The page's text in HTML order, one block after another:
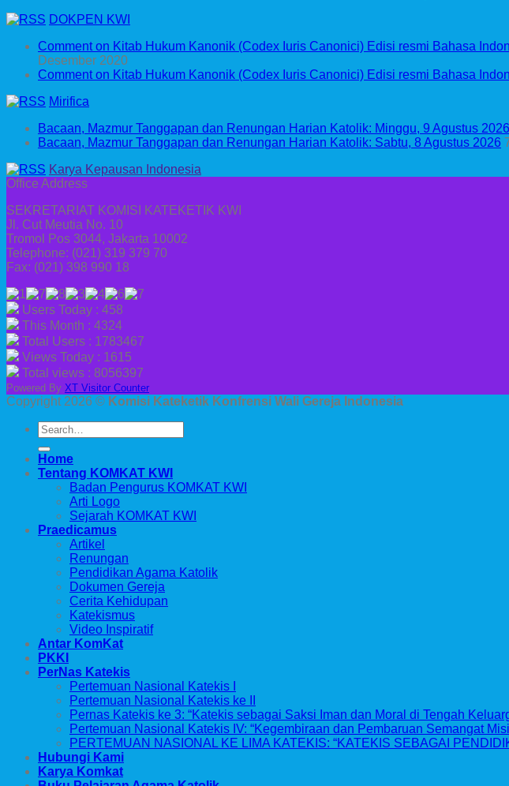
DOKPEN KWI
Comment on Kitab Hukum Kanonik (Codex Iuris Canonici) Edisi resmi Bahasa
Desember 2020
Comment on Kitab Hukum Kanonik (Codex Iuris Canonici) Edisi resmi Bahasa
Mirifica
Bacaan, Mazmur Tanggapan dan Renungan Harian Katolik: Minggu, 9 Agustus 2026
Bacaan, Mazmur Tanggapan dan Renungan Harian Katolik: Sabtu, 8 Agustus 2026
Karya Kepausan Indonesia
Office Address
SEKRETARIAT KOMISI KATEKETIK KWI
Jl. Cut Meutia No. 10
Tromol Pos 3044, Jakarta 10002
Telephone: (021) 319 379 70
Fax: (021) 398 990 18
Users Today : 458
This Month : 4324
Total Users : 1783467
Views Today : 1615
Total views : 8056397
Powered By XT Visitor Counter
Copyright 2026 © Komisi Kateketik Konfrensi Wali Gereja Indonesia
Home
Tentang KOMKAT KWI
Badan Pengurus KOMKAT KWI
Arti Logo
Sejarah KOMKAT KWI
Praedicamus
Artikel
Renungan
Pendidikan Agama Katolik
Dokumen Gereja
Cerita Kehidupan
Katekismus
Video Inspiratif
Antar KomKat
PKKI
PerNas Katekis
Pertemuan Nasional Katekis I
Pertemuan Nasional Katekis ke II
Pernas Katekis ke 3: “Katekis sebagai Saksi Iman dan Moral di Tengah
Pertemuan Nasional Katekis IV: “Kegembiraan dan Pembaruan Semangat
PERTEMUAN NASIONAL KE LIMA KATEKIS: “KATEKIS SEBAGAI
Hubungi Kami
Karya Komkat